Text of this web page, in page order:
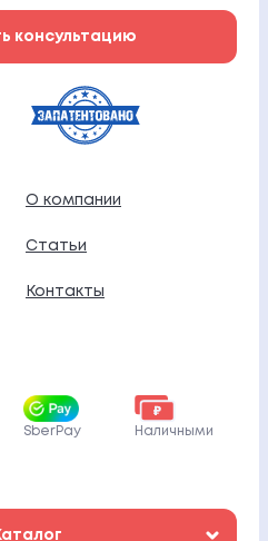
консультацию
О компании
Статьи
Контакты
SberPay Наличными